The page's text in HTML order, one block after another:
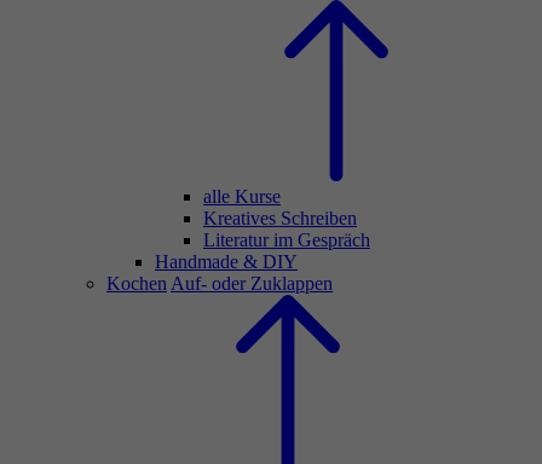
alle Kurse
Kreatives Schreiben
Literatur im Gespräch
Handmade & DIY
Kochen Auf- oder Zuklappen